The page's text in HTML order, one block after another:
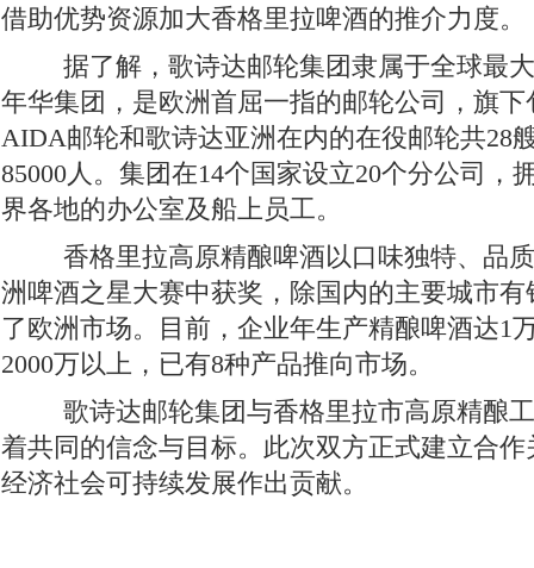
借助优势资源加大香格里拉啤酒的推介力度。
据了解，歌诗达邮轮集团隶属于全球最
年华集团，是欧洲首屈一指的邮轮公司，旗
AIDA邮轮和歌诗达亚洲在内的在役邮轮共28
85000人。集团在14个国家设立20个分公司，
界各地的办公室及船上员工。
香格里拉高原精酿啤酒以口味独特、品
洲啤酒之星大赛中获奖，除国内的主要城市
了欧洲市场。目前，企业年生产精酿啤酒达1
2000万以上，已有8种产品推向市场。
歌诗达邮轮集团与香格里拉市高原精酿
着共同的信念与目标。此次双方正式建立合
经济社会可持续发展作出贡献。